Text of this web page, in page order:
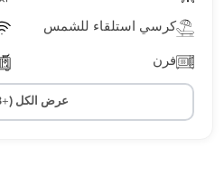
كرسي استلقاء للشمس
فرن
عرض الكل (+13)